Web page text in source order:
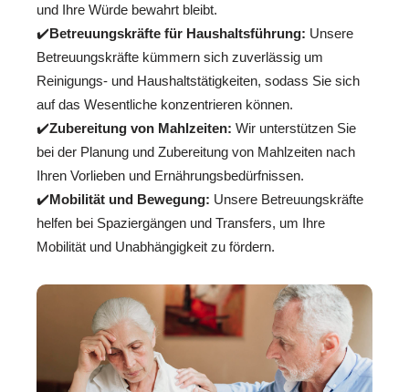
und Ihre Würde bewahrt bleibt.
✔️Betreuungskräfte für Haushaltsführung: Unsere
Betreuungskräfte kümmern sich zuverlässig um
Reinigungs- und Haushaltstätigkeiten, sodass Sie sich
auf das Wesentliche konzentrieren können.
✔️Zubereitung von Mahlzeiten: Wir unterstützen Sie
bei der Planung und Zubereitung von Mahlzeiten nach
Ihren Vorlieben und Ernährungsbedürfnissen.
✔️Mobilität und Bewegung: Unsere Betreuungskräfte
helfen bei Spaziergängen und Transfers, um Ihre
Mobilität und Unabhängigkeit zu fördern.